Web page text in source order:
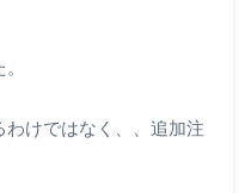
けではなく、、追加注